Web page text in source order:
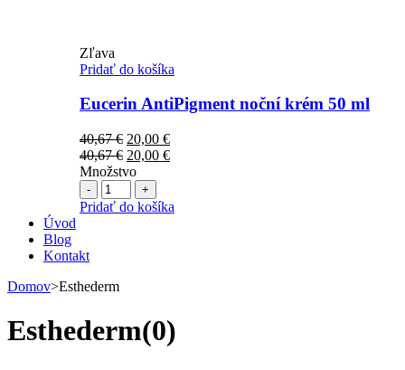
Zľava
Pridať do košíka
Eucerin AntiPigment noční krém 50 ml
40,67€ Pôvodná
cena
bola:
40,67 €.
20,00 €Aktuálna
cena
40,67€ Pôvodná
cena
bola:
40,67 €.
20,00 €Aktuálna
20,00 €.
Množstvo
Počet
Pridať do košíka
Úvod
Blog
Kontakt
Domov>Esthederm
Esthederm(0)